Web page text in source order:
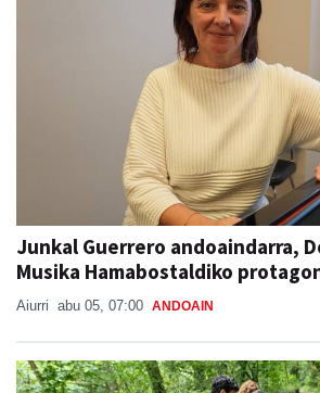
Junkal Guerrero andoaindarra,
Musika Hamabostaldiko
Aiurri abu 05, 07:00 ANDOAIN